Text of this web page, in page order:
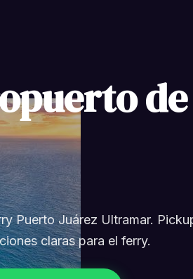
Puerto Juárez Ultramar.
claras para el ferry.